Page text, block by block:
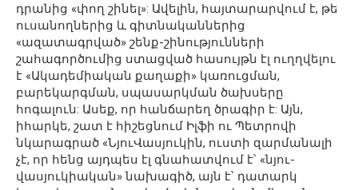
դրանից «փող շինել»: Ավելին, հայտարարվում է, թե
ուսանողներից և գիտնականներից
«ազատագրված» շենք-շինությունների
շահագործումից ստացված հասույթն էլ ուղղվելու
է «Ակադեմիական քաղաքի» կառուցման,
բարեկարգման, սպասարկման ծախսերը
հոգալուն: Ասեք, որ հանճարեղ ծրագիր է: Այն,
իհարկե, շատ է հիշեցնում Իլֆի ու Պետրովի
նկարագրած «ՆյուՎասյուկին, ուստի զարմանալի
չէ, որ հենց այդպես էլ գնահատվում է՝ «նյու-
վասյուկիական» նախագիծ, այն է՝ դատարկ